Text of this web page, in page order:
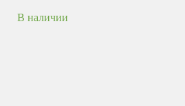
В наличии